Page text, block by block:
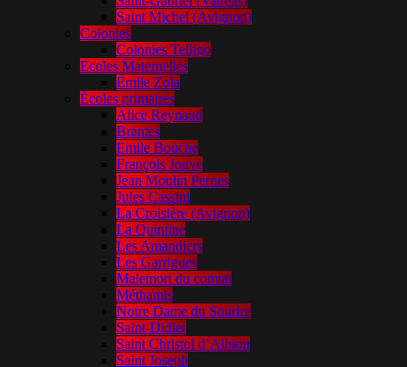
Saint Michel (Avignon)
Colonies
Colonies Telligo
Ecoles Maternelles
Emile Zola
Écoles primaires
Alice Reynaud
Brantes
Emile Bouche
François Jouve
Jean Moulin Pernes
Jules Cassini
La Croisière (Avignon)
La Quintine
Les Amandiers
Les Garrigues
Malemort du comtat
Méthamis
Notre Dame du Sourire
Saint-Didier
Saint Christol d’Albion
Saint Joseph